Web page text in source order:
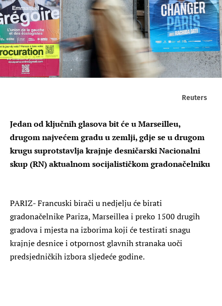
Reuters
Jedan od ključnih glasova bit će u Marseilleu,
drugom najvećem gradu u zemlji, gdje se u drugom
krugu suprotstavlja krajnje desničarski Nacionalni
skup (RN) aktualnom socijalističkom gradonačelniku
PARIZ- Francuski birači u nedjelju će birati
gradonačelnike Pariza, Marseillea i preko 1500 drugih
gradova i mjesta na izborima koji će testirati snagu
krajnje desnice i otpornost glavnih stranaka uoči
predsjedničkih izbora sljedeće godine.